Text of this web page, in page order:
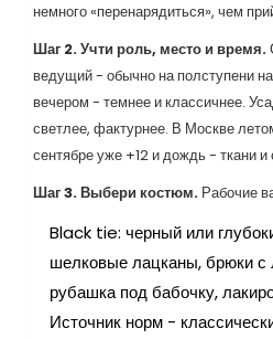
немного «перенарядиться», чем
Шаг 2. Учти роль, место и время.
ведущий - обычно на полступени
вечером - темнее и классичнее.
светлее, фактурнее. В Москве
сентябре уже +12 и дождь - ткани и
Шаг 3. Выбери костюм. Рабочие
Black tie: черный или
шелковые лацканы, брюки с
рубашка под бабочку,
Источник норм -